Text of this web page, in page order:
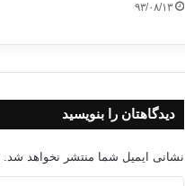
۹۳/۰۸/۱۳
دیدگاهتان را بنویسید
نشانی ایمیل شما منتشر نخواهد شد.